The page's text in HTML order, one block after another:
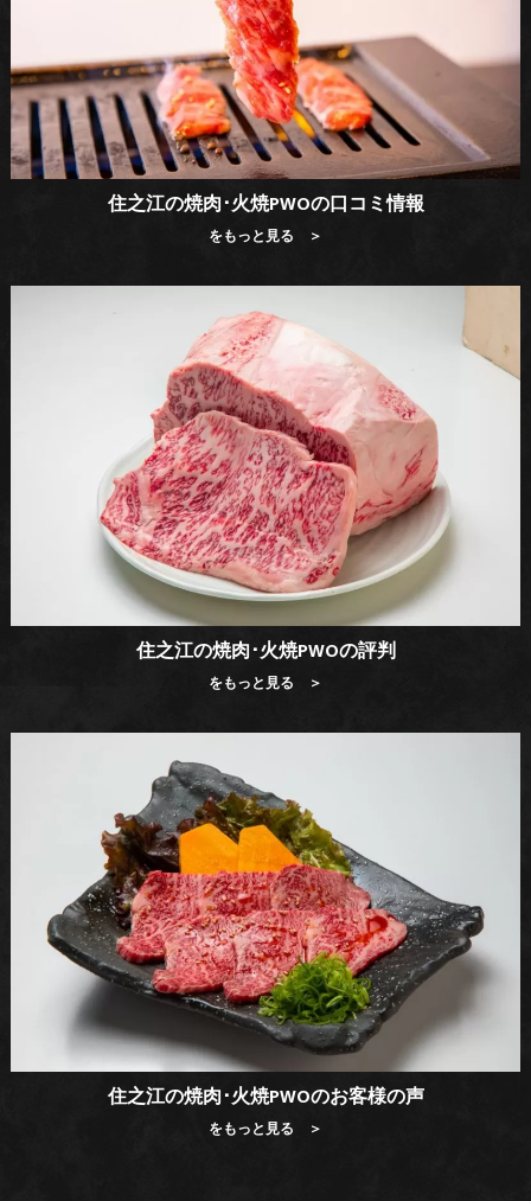
住之江の焼肉･火焼PWOの口コミ情報
をもっと見る ＞
住之江の焼肉･火焼PWOの評判
をもっと見る ＞
住之江の焼肉･火焼PWOのお客様の声
をもっと見る ＞